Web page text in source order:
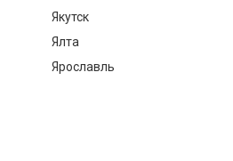
Якутск
Ялта
Ярославль